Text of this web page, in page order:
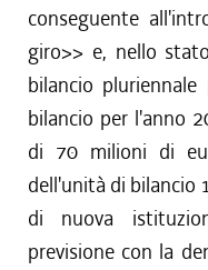
conseguente
giro>> e, nello
bilancio
bilancio per l'anno
di 70 milioni di
dell'unità di bilancio
di nuova
previsione con la